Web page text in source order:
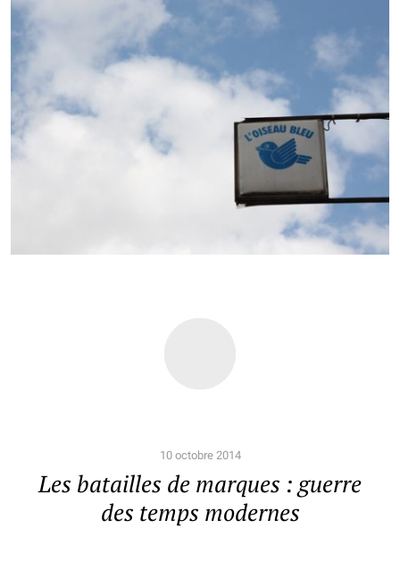
10 octobre 2014
Les batailles de marques : guerre
des temps modernes